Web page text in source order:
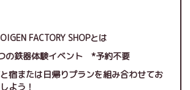
FACTORY SHOPとは
の鉄器体験イベント *予約不要
宿または日帰りプランを組み合わせてお
よう！